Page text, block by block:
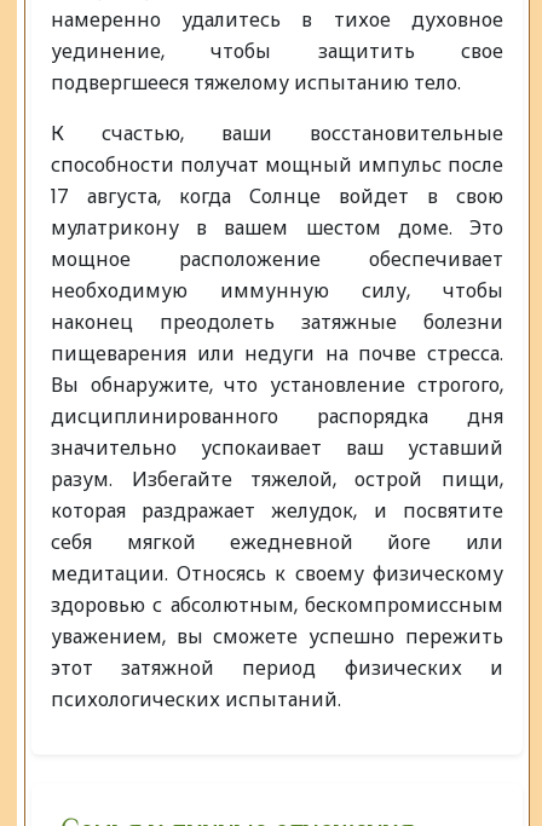
намеренно удалитесь в тихое духовное
уединение, чтобы защитить свое
подвергшееся тяжелому испытанию тело.
К счастью, ваши восстановительные
способности получат мощный импульс после
17 августа, когда Солнце войдет в свою
мулатрикону в вашем шестом доме. Это
мощное расположение обеспечивает
необходимую иммунную силу, чтобы
наконец преодолеть затяжные болезни
пищеварения или недуги на почве стресса.
Вы обнаружите, что установление строгого,
дисциплинированного распорядка дня
значительно успокаивает ваш уставший
разум. Избегайте тяжелой, острой пищи,
которая раздражает желудок, и посвятите
себя мягкой ежедневной йоге или
медитации. Относясь к своему физическому
здоровью с абсолютным, бескомпромиссным
уважением, вы сможете успешно пережить
этот затяжной период физических и
психологических испытаний.